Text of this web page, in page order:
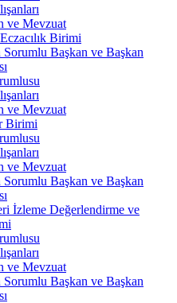
ve Mevzuat
Birimi
Başkan ve Başkan
ve Mevzuat
Birimi
ve Mevzuat
Başkan ve Başkan
İzleme Değerlendirme ve
ve Mevzuat
Başkan ve Başkan